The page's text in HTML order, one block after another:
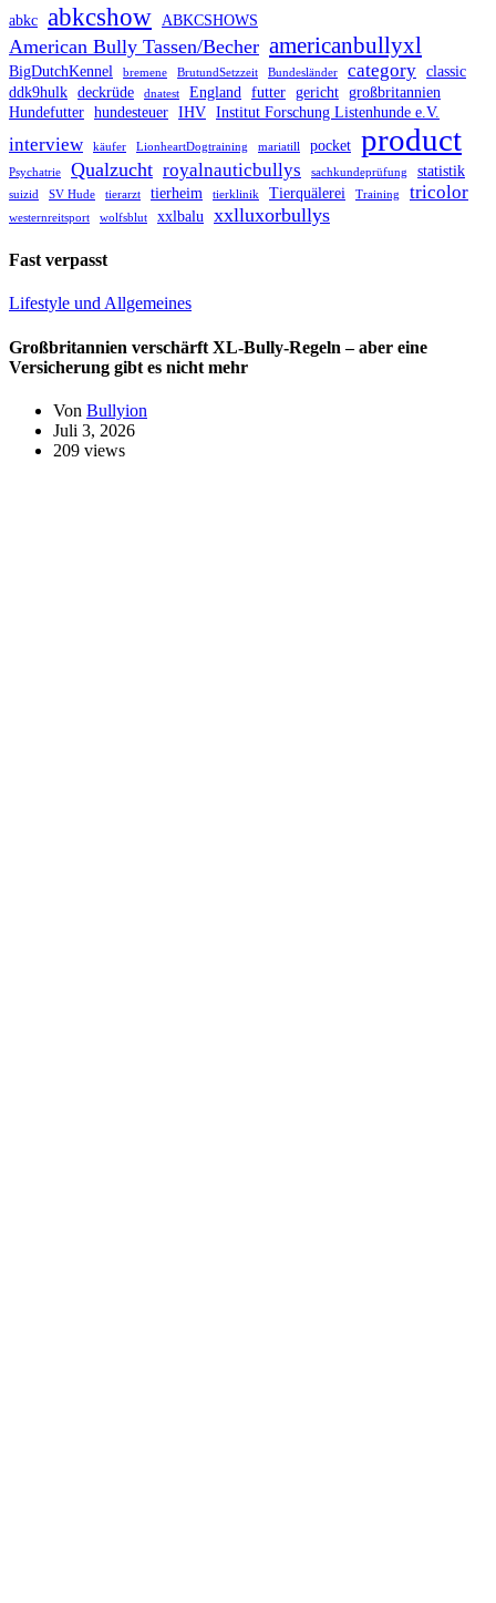
abkc abkcshow ABKCSHOWS
American Bully Tassen/Becher americanbullyxl
BigDutchKennel bremene BrutundSetzzeit Bundesländer category classic
ddk9hulk deckrüde dnatest England futter gericht großbritannien
Hundefutter hundesteuer IHV Institut Forschung Listenhunde e.V.
interview käufer LionheartDogtraining mariatill pocket product
Psychatrie Qualzucht royalnauticbullys sachkundeprüfung statistik
suizid SV Hude tierarzt tierheim tierklinik Tierquälerei Training tricolor
westernreitsport wolfsblut xxlbalu xxlluxorbullys
Fast verpasst
Lifestyle und Allgemeines
Großbritannien verschärft XL-Bully-Regeln – aber eine
Versicherung gibt es nicht mehr
Von Bullyion
Juli 3, 2026
209 views